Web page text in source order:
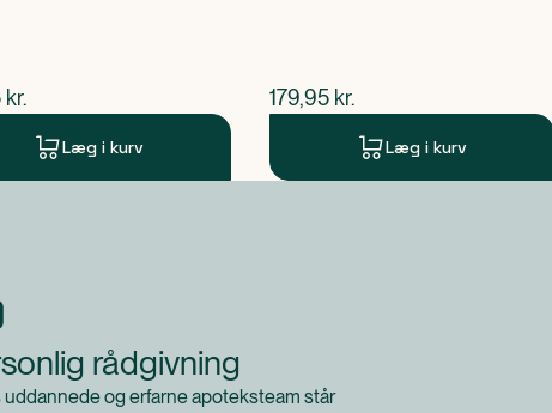
pris
kr.
Læg i kurv
$nuværende pris
179,95 kr.
Læg i kurv
rådgivning
uddannede og erfarne apoteksteam står